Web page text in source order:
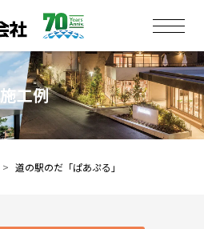
施工例
道の駅のだ「ぱあぷる」